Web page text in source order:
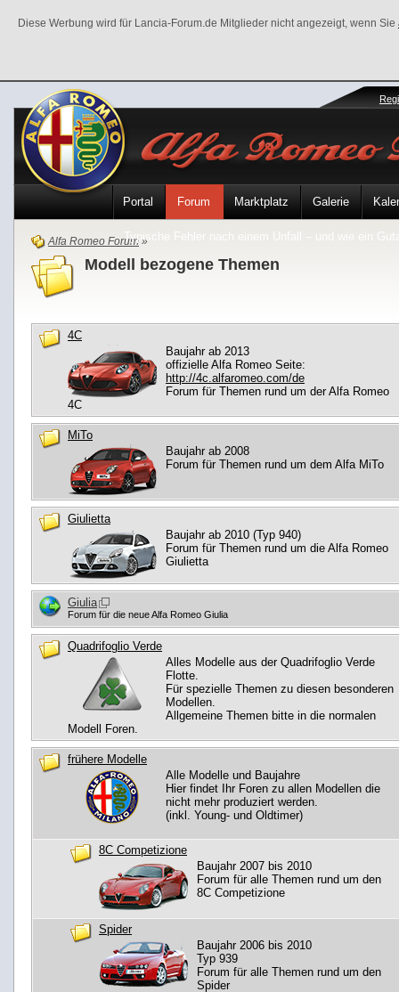
Diese Werbung wird für Lancia-Forum.de Mitglieder nicht angezeigt, wenn Sie
Portal Forum Marktplatz Galerie
Typische Fehler nach einem Unfall – und wie ein
Alfa Romeo Forum »
Modell bezogene Themen
4C
Baujahr ab 2013
offizielle Alfa Romeo Seite:
http://4c.alfaromeo.com/de
Forum für Themen rund um der Alfa Romeo
4C
MiTo
Baujahr ab 2008
Forum für Themen rund um dem Alfa MiTo
Giulietta
Baujahr ab 2010 (Typ 940)
Forum für Themen rund um die Alfa Romeo
Giulietta
Giulia
Forum für die neue Alfa Romeo Giulia
Quadrifoglio Verde
Alles Modelle aus der Quadrifoglio Verde
Flotte.
Für spezielle Themen zu diesen besonderen
Modellen.
Allgemeine Themen bitte in die normalen
Modell Foren.
frühere Modelle
Alle Modelle und Baujahre
Hier findet Ihr Foren zu allen Modellen die
nicht mehr produziert werden.
(inkl. Young- und Oldtimer)
8C Competizione
Baujahr 2007 bis 2010
Forum für alle Themen rund um den
8C Competizione
Spider
Baujahr 2006 bis 2010
Typ 939
Forum für alle Themen rund um den
Spider